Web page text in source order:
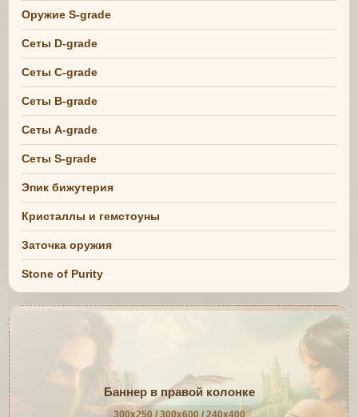
Оружие S-grade
Сеты D-grade
Сеты C-grade
Сеты B-grade
Сеты A-grade
Сеты S-grade
Эпик бижутерия
Кристаллы и гемстоуны
Заточка оружия
Stone of Purity
Баннер в правой колонке
300x250 / 300x600 / 240x400